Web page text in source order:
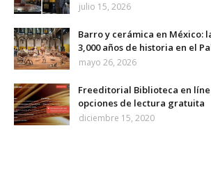
julio 15, 2026
Barro y cerámica en México:
3,000 años de historia en el
mayo 26, 2026
Freeditorial Biblioteca en
opciones de lectura gratuita
diciembre 15, 2020